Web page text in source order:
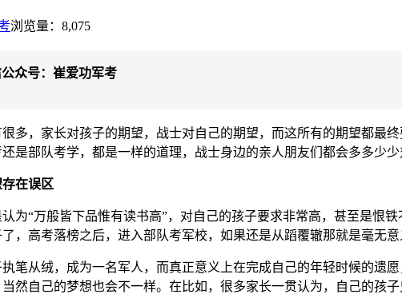
浏览量：8,075
众号：崔爱功军考
多，家长对孩子的期望，战士对自己的期望，而这所有的期望都最
是部队考学，都是一样的道理，战士身边的亲人朋友们都会多多少
在误区
为“万般皆下品惟有读书高”，对自己的孩子要求非常高，甚至是恨
，高考落榜之后，进入部队考军校，如果还是从蹈覆辙那就是毫无意
笔从绒，成为一名军人，而真正意义上在完成自己的年轻时候的
然自己的梦想也会不一样。在比如，很多家长一贯认为，自己的孩